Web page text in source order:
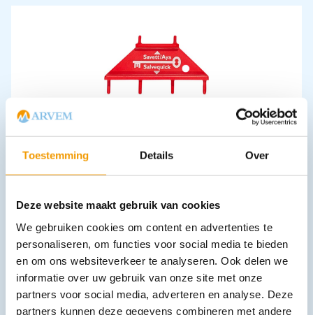
Toestemming Details Over
Deze website maakt gebruik van cookies
We gebruiken cookies om content en advertenties te
personaliseren, om functies voor social media te bieden
en om ons websiteverkeer te analyseren. Ook delen we
informatie over uw gebruik van onze site met onze
partners voor social media, adverteren en analyse. Deze
partners kunnen deze gegevens combineren met andere
Sleutel Salvequick & Savett dispenser
€5,14
4.25 excl. btw
In winkelwagen
Leverbaar